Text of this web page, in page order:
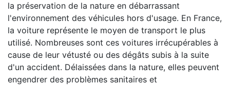
la préservation de la nature en débarrassant
l'environnement des véhicules hors d'usage. En France,
la voiture représente le moyen de transport le plus
utilisé. Nombreuses sont ces voitures irrécupérables à
cause de leur vétusté ou des dégâts subis à la suite
d'un accident. Délaissées dans la nature, elles peuvent
engendrer des problèmes sanitaires et